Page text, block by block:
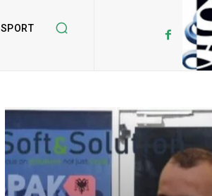
SPORT